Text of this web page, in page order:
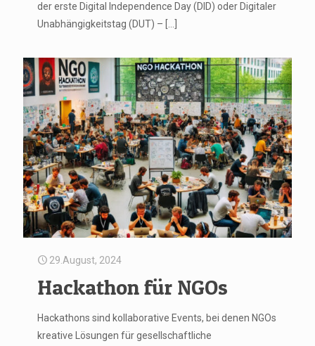
der erste Digital Independence Day (DID) oder Digitaler
Unabhängigkeitstag (DUT) – […]
29.August, 2024
Hackathon für NGOs
Hackathons sind kollaborative Events, bei denen NGOs
kreative Lösungen für gesellschaftliche